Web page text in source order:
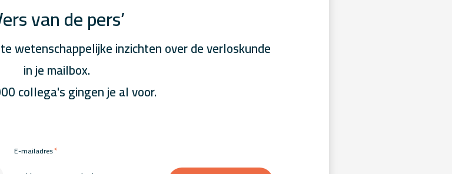
van de pers’
wetenschappelijke inzichten over de verloskunde
in je mailbox.
collega's gingen je al voor.
E-mailadres*